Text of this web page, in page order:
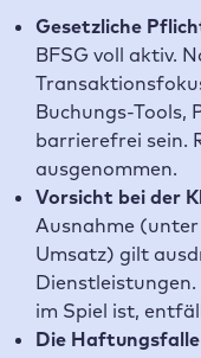
Gesetzliche
BFSG voll aktiv.
Buchungs-Tools,
barrierefrei sein.
ausgenommen.
Vorsicht bei der
Ausnahme
Umsatz) gilt
im Spiel ist,
Die